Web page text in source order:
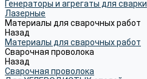
Генераторы и агрегаты для сварки
Лазерные
Материалы для сварочных работ
Назад
Материалы для сварочных работ
Сварочная проволока
Назад
Сварочная проволока